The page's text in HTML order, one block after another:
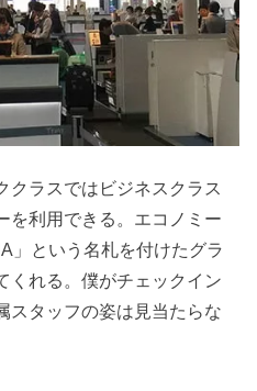
クラスではビジネスクラス
を利用できる。エコノミー
」という名札を付けたグラ
くれる。僕がチェックイン
スタッフの姿は見当たらな